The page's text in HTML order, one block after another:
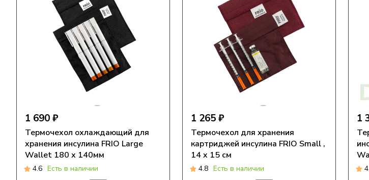
1 690 ₽
Термочехол охлаждающий для
хранения инсулина FRIO Large
Wallet 180 х 140мм
4.6 Есть в наличии
1 265 ₽
Термочехол для хранения
картриджей инсулина FRIO Small ,
14 x 15 см
4.8 Есть в наличии
1